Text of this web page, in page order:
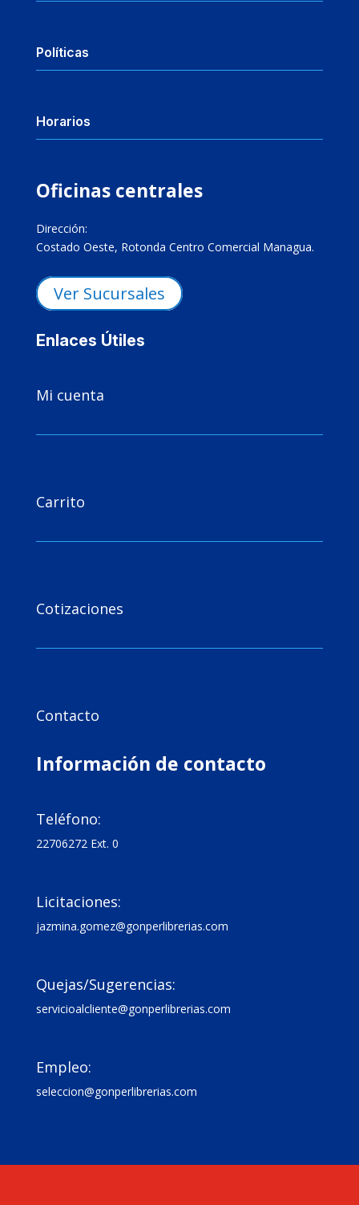
Políticas
Horarios
Oficinas centrales
Dirección:
Costado Oeste, Rotonda Centro Comercial Managua.
Ver Sucursales
Enlaces Útiles
Mi cuenta
Carrito
Cotizaciones
Contacto
Información de contacto
Teléfono:
22706272 Ext. 0
Licitaciones:
jazmina.gomez@gonperlibrerias.com
Quejas/Sugerencias:
servicioalcliente@gonperlibrerias.com
Empleo:
seleccion@gonperlibrerias.com